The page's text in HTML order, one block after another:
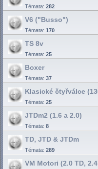
Témata: 282
V6 ("Busso")
Témata: 170
TS 8v
Témata: 25
Boxer
Témata: 37
Klasické čtyřválce
Témata: 25
JTDm2 (1.6 a 2.0)
Témata: 8
TD, JTD & JTDm
Témata: 289
VM Motori (2.0 TD,